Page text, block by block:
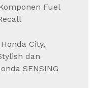
Fuel
City,
dan
SENSING